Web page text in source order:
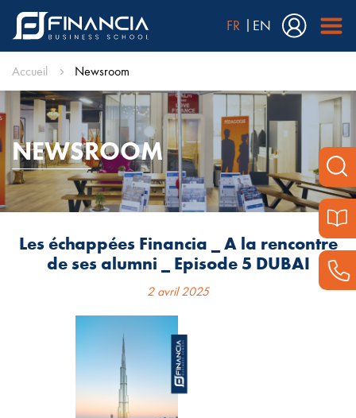
FR EN
Accueil Newsroom
NEWSROOM
Les échappées Financia _ A la rencontre
de ses alumni _ Episode 5 DUBAI
2 avril 2025